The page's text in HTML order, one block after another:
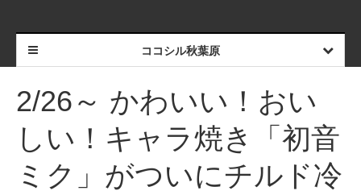
ココシル秋葉原
2/26～ かわいい！おい
しい！キャラ焼き「初音
ミク」がついにチルド冷